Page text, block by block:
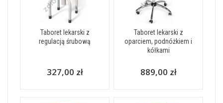
Taboret lekarski z
regulacją śrubową
327,00 zł
Taboret lekarski z
oparciem, podnóżkiem i
kółkami
889,00 zł